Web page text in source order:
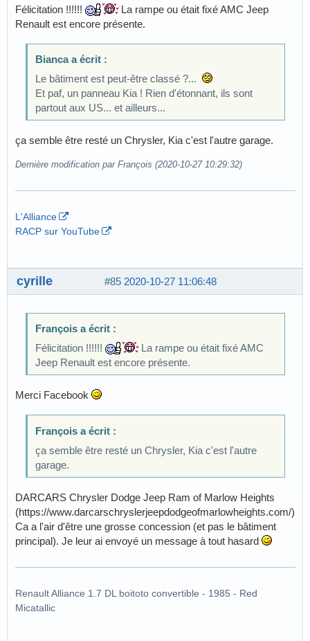
Félicitation !!!!!!
La rampe ou était fixé AMC Jeep
Renault est encore présente.
Bianca a écrit :
Le bâtiment est peut-être classé ?...
Et paf, un panneau Kia ! Rien d'étonnant, ils sont
partout aux US... et ailleurs...
ça semble être resté un Chrysler, Kia c'est l'autre garage.
Dernière modification par François (2020-10-27 10:29:32)
L'Alliance
RACP sur YouTube
#85 2020-10-27 11:06:48
cyrille
François a écrit :
Félicitation !!!!!!
La rampe ou était fixé AMC
Jeep Renault est encore présente.
Merci Facebook
François a écrit :
ça semble être resté un Chrysler, Kia c'est l'autre
garage.
DARCARS Chrysler Dodge Jeep Ram of Marlow Heights
(https://www.darcarschryslerjeepdodgeofmarlowheights.com/)
Ca a l'air d'être une grosse concession (et pas le bâtiment
principal). Je leur ai envoyé un message à tout hasard
Renault Alliance 1.7 DL boitoto convertible - 1985 - Red
Micatallic